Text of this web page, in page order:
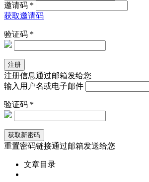
邀请码 *
获取邀请码
验证码 *
注册信息通过邮箱发给您
输入用户名或电子邮件
验证码 *
重置密码链接通过邮箱发送给您
文章目录